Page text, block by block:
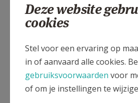
Gepubliceerd door
Meer
Deze website
cookies
Stel voor een ervaring op
in of aanvaard alle cookies.
gebruiksvoorwaarden voor
of om je instellingen te